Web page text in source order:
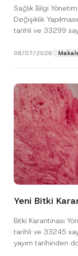
Sağlık Bilgi
Değişiklik
tarihli ve 33299
08/07/2026
Yeni Bitki
Bitki Karantinası
tarihli ve 33245
yayım tarihinden
A
d
e
*
*
Ad*
Firma